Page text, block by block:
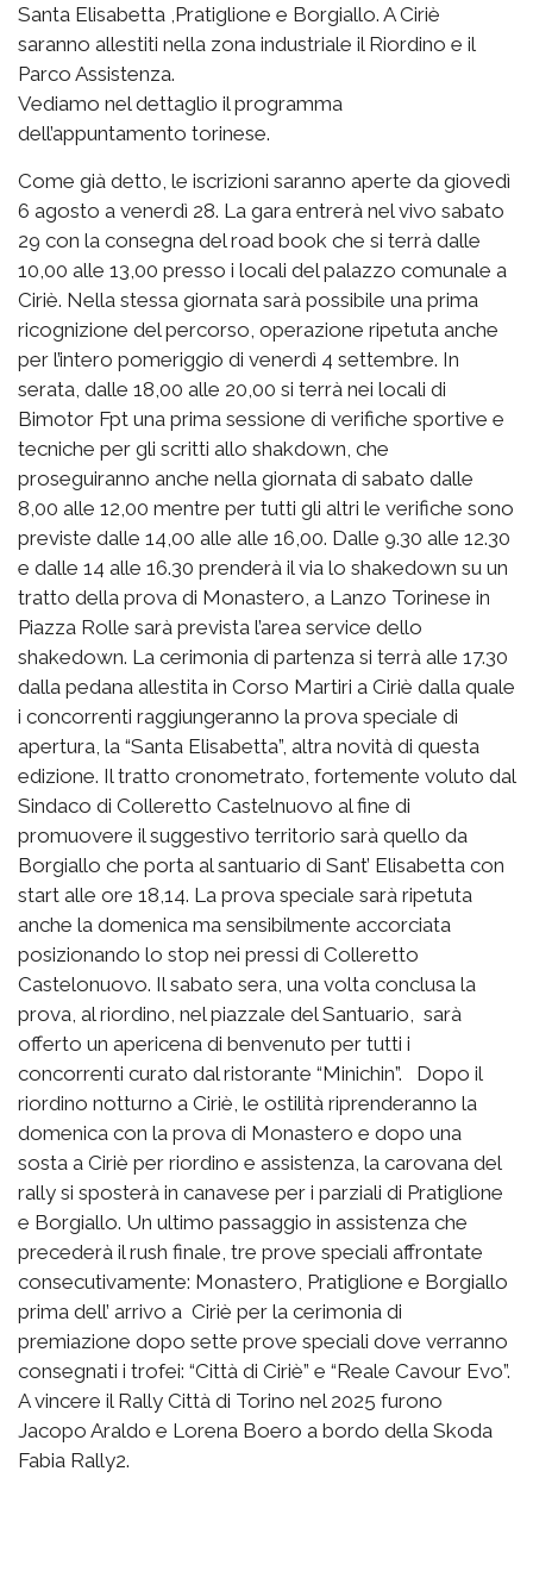
Santa Elisabetta ,Pratiglione e Borgiallo. A Ciriè
saranno allestiti nella zona industriale il Riordino e il
Parco Assistenza.
Vediamo nel dettaglio il programma
dell’appuntamento torinese.
Come già detto, le iscrizioni saranno aperte da giovedì
6 agosto a venerdì 28. La gara entrerà nel vivo sabato
29 con la consegna del road book che si terrà dalle
10,00 alle 13,00 presso i locali del palazzo comunale a
Ciriè. Nella stessa giornata sarà possibile una prima
ricognizione del percorso, operazione ripetuta anche
per l’intero pomeriggio di venerdì 4 settembre. In
serata, dalle 18,00 alle 20,00 si terrà nei locali di
Bimotor Fpt una prima sessione di verifiche sportive e
tecniche per gli scritti allo shakdown, che
proseguiranno anche nella giornata di sabato dalle
8,00 alle 12,00 mentre per tutti gli altri le verifiche sono
previste dalle 14,00 alle alle 16,00. Dalle 9.30 alle 12.30
e dalle 14 alle 16.30 prenderà il via lo shakedown su un
tratto della prova di Monastero, a Lanzo Torinese in
Piazza Rolle sarà prevista l’area service dello
shakedown. La cerimonia di partenza si terrà alle 17.30
dalla pedana allestita in Corso Martiri a Ciriè dalla quale
i concorrenti raggiungeranno la prova speciale di
apertura, la “Santa Elisabetta”, altra novità di questa
edizione. Il tratto cronometrato, fortemente voluto dal
Sindaco di Colleretto Castelnuovo al fine di
promuovere il suggestivo territorio sarà quello da
Borgiallo che porta al santuario di Sant’ Elisabetta con
start alle ore 18,14. La prova speciale sarà ripetuta
anche la domenica ma sensibilmente accorciata
posizionando lo stop nei pressi di Colleretto
Castelonuovo. Il sabato sera, una volta conclusa la
prova, al riordino, nel piazzale del Santuario, sarà
offerto un apericena di benvenuto per tutti i
concorrenti curato dal ristorante “Minichin”. Dopo il
riordino notturno a Ciriè, le ostilità riprenderanno la
domenica con la prova di Monastero e dopo una
sosta a Ciriè per riordino e assistenza, la carovana del
rally si sposterà in canavese per i parziali di Pratiglione
e Borgiallo. Un ultimo passaggio in assistenza che
precederà il rush finale, tre prove speciali affrontate
consecutivamente: Monastero, Pratiglione e Borgiallo
prima dell’ arrivo a Ciriè per la cerimonia di
premiazione dopo sette prove speciali dove verranno
consegnati i trofei: “Città di Ciriè” e “Reale Cavour Evo”.
A vincere il Rally Città di Torino nel 2025 furono
Jacopo Araldo e Lorena Boero a bordo della Skoda
Fabia Rally2.